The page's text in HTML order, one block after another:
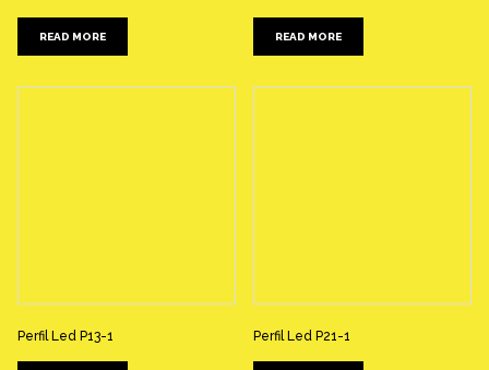
READ MORE READ MORE
Perfil Led P13-1 Perfil Led P21-1